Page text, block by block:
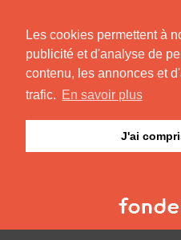
Les cookies permettent à
publicité et d'analyse de
contenu, les annonces et
trafic. En savoir plus
J'ai